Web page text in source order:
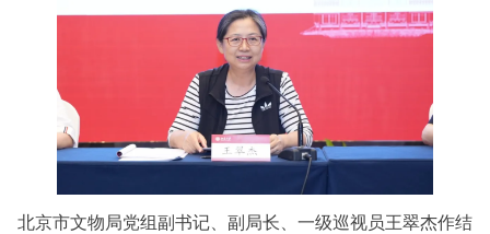
北京市文物局党组副书记、副局长、一级巡视员王翠杰作结